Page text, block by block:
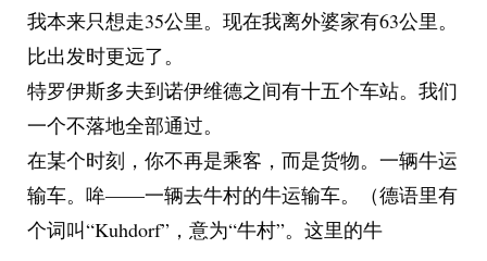
我本来只想走35公里。现在我离外婆家有63公里。
比出发时更远了。
特罗伊斯多夫到诺伊维德之间有十五个车站。我们
一个不落地全部通过。
在某个时刻，你不再是乘客，而是货物。一辆牛运
输车。哞——一辆去牛村的牛运输车。（德语里有
个词叫“Kuhdorf”，意为“牛村”。这里的牛